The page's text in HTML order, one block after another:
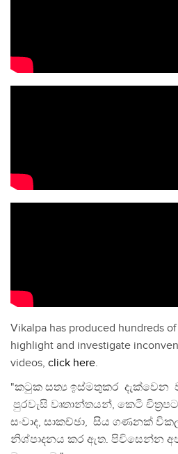
Vikalpa has produced hundreds
highlight and investigate
videos, click here.
"කටුක සත්‍ය ඉස්මතුකර දැක්වෙන
පුරවැසි වෘතාන්තයන්, කෙටි
සංවාද, සාකච්ඡා, සිය ගණනක්
නිශ්පාදනය කර ඇත. පිවිසෙන්න